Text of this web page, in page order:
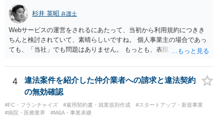
般消費者の信頼も害することになります。また、本来商標権者に入る
べき利益が入らないことになります。 修理だけではそのような問題は
生じません。
杉井 英昭 弁護士
Webサービスの運営をされるにあたって、当初から利用規約につきき
ちんと検討されていて、素晴らしいですね。 個人事業主の場合であっ
ても、「当社」でも問題はありません。 もっとも、表現に違和感があ
さんが「ABCウェブサービス」の屋号で事業を運営する際には、「当
社」の代わりに「ABCウェブサービス」とか「ABCWS」を使う等で
4
違法案件を紹介した仲介業者への請求と違法契約
の無効確認
#FC・フランチャイズ #雇用契約書・就業規則作成
#スタートアップ・新規事業
#病院・医療業界
#M&A・事業承継